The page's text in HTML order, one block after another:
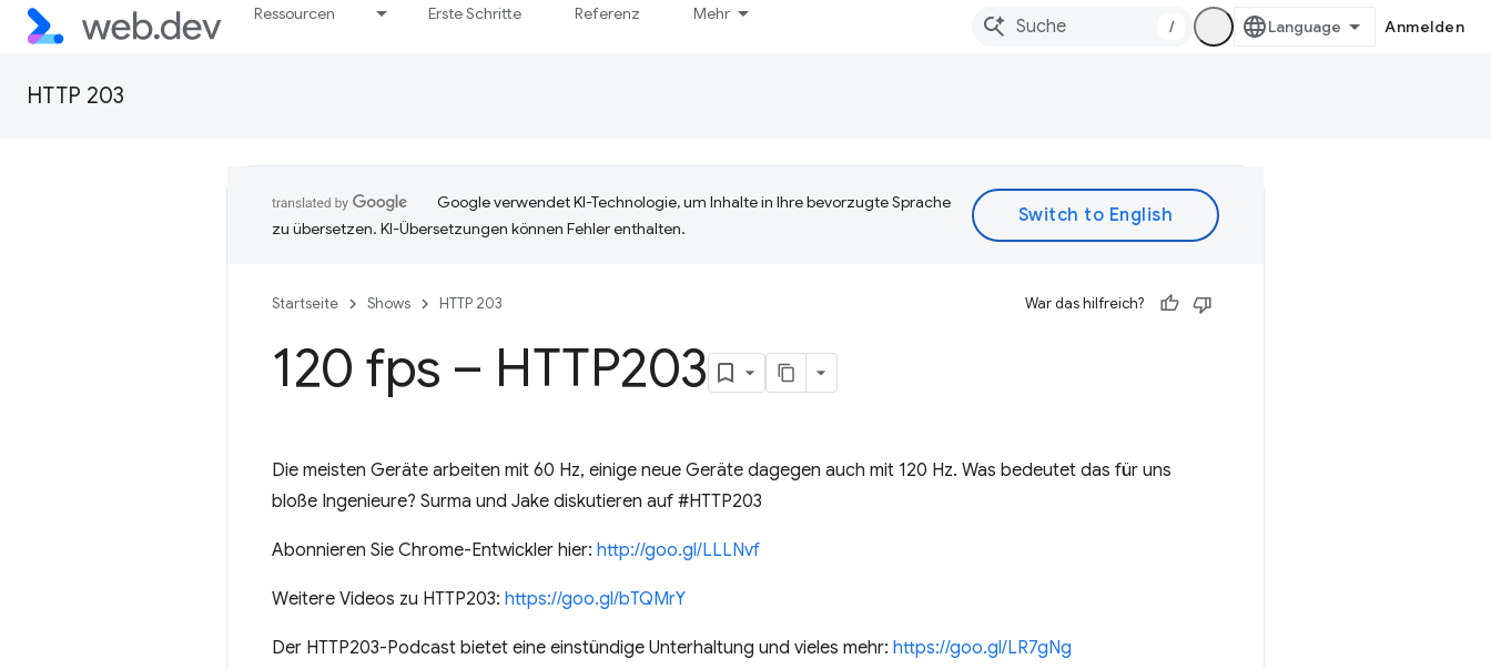
Ressourcen Erste Schritte Referenz Mehr
/ Anmelden
HTTP 203
Google verwendet KI-Technologie, um Inhalte in Ihre bevorzugte Sprache
zu übersetzen. KI-Übersetzungen können Fehler enthalten.
Startseite Shows HTTP 203 War das hilfreich?
120 fps – HTTP203
Die meisten Geräte arbeiten mit 60 Hz, einige neue Geräte dagegen auch mit 120 Hz. Was bedeutet das für uns
bloße Ingenieure? Surma und Jake diskutieren auf #HTTP203
Abonnieren Sie Chrome-Entwickler hier: http://goo.gl/LLLNvf
Weitere Videos zu HTTP203: https://goo.gl/bTQMrY
Der HTTP203-Podcast bietet eine einstündige Unterhaltung und vieles mehr: https://goo.gl/LR7gNg